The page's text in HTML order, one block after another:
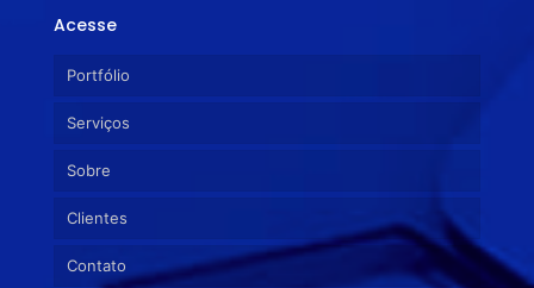
Acesse
Portfólio
Serviços
Sobre
Clientes
Contato